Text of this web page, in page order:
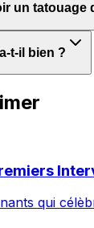
un tatouage
t-il bien ?
qui